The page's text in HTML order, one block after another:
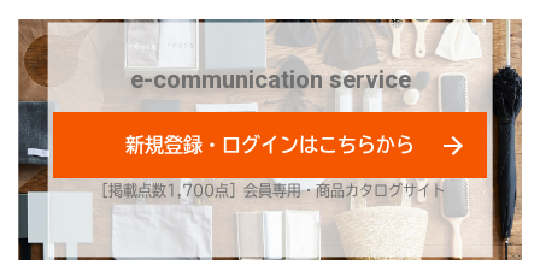
e-communication service
［掲載点数1,700点］会員専用・商品カタログサイト
新規登録・ログインはこちらから